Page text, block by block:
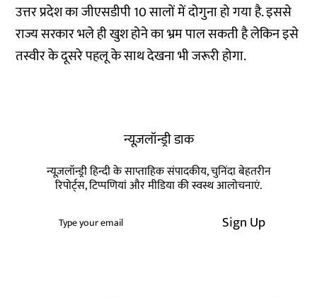
उत्तर प्रदेश का जीएसडीपी 10 सालों में दोगुना हो गया है. इससे
राज्य सरकार भले ही खुश होने का भ्रम पाल सकती है लेकिन इसे
तस्वीर के दूसरे पहलू के साथ देखना भी जरूरी होगा.
न्यूज़लॉन्ड्री डाक
न्यूज़लॉन्ड्री हिन्दी के साप्ताहिक संपादकीय, चुनिंदा बेहतरीन
रिपोर्ट्स, टिप्पणियां और मीडिया की स्वस्थ आलोचनाएं.
Sign Up